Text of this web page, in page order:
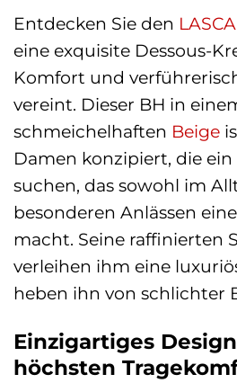
Entdecken Sie den
eine exquisite Dessous-
Komfort und
vereint. Dieser BH in
schmeichelhaften Beige
Damen konzipiert, die
suchen, das sowohl im
besonderen Anlässen
macht. Seine raffinierten
verleihen ihm eine
heben ihn von schlichter
Einzigartiges
höchsten